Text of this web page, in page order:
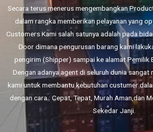
Secara terus menerus mengembangkan
dalam rangka memberikan pelayanan yang
Customers Kami salah satunya adalah pada
Door dimana pengurusan barang kami
pengirim (Shipper) sampai ke alamat Pemilik
Dengan adanya agent di seluruh dunia sangat
kami untuk membantu kebutuhan custumer
dengan cara : Cepat, Tepat, Murah Aman,dan
Sekedar Janji.